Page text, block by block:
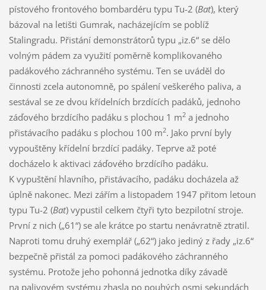
pístového frontového bombardéru typu Tu-2 (Bat), který
bázoval na letišti Gumrak, nacházejícím se poblíž
Stalingradu. Přistání demonstrátorů typu „iz.6“ se dělo
volným pádem za využití poměrně komplikovaného
padákového záchranného systému. Ten se uváděl do
činnosti zcela autonomně, po spálení veškerého paliva, a
sestával se ze dvou křídelních brzdících padáků, jednoho
záďového brzdícího padáku s plochou 1 m2a jednoho
přistávacího padáku s plochou 100 m2. Jako první byly
vypouštěny křídelní brzdící padáky. Teprve až poté
docházelo k aktivaci záďového brzdícího padáku.
K vypuštění hlavního, přistávacího, padáku docházela až
úplně nakonec. Mezi zářím a listopadem 1947 přitom letoun
typu Tu-2 (Bat) vypustil celkem čtyři tyto bezpilotní stroje.
První z nich („61“) se ale krátce po startu nenávratně ztratil.
Naproti tomu druhý exemplář („62“) jako jediný z řady „iz.6“
bezpečně přistál za pomoci padákového záchranného
systému. Protože jeho pohonná jednotka díky závadě
na palivovém systému zhasla po pouhých osmi sekundách